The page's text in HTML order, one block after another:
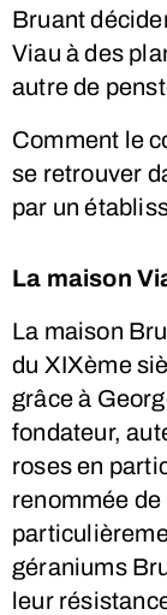
Bruant
Viau à des
autre de
Comment le
se retrouver
par un
La maison
La maison
du XIXème
grâce à
fondateur,
roses en
renommée de
géraniums
leur